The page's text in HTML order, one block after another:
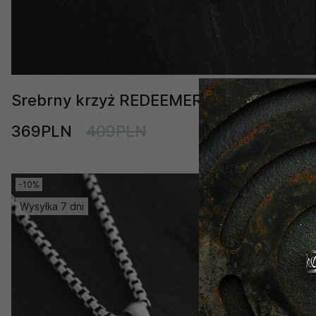
Srebrny krzyż REDEEMER
369PLN
409PLN
-10%
Wysyłka 7 dni